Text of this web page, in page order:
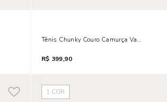
Tênis Chunky Couro Camurça Vanilla Mesh
R$ 399,90
1 COR